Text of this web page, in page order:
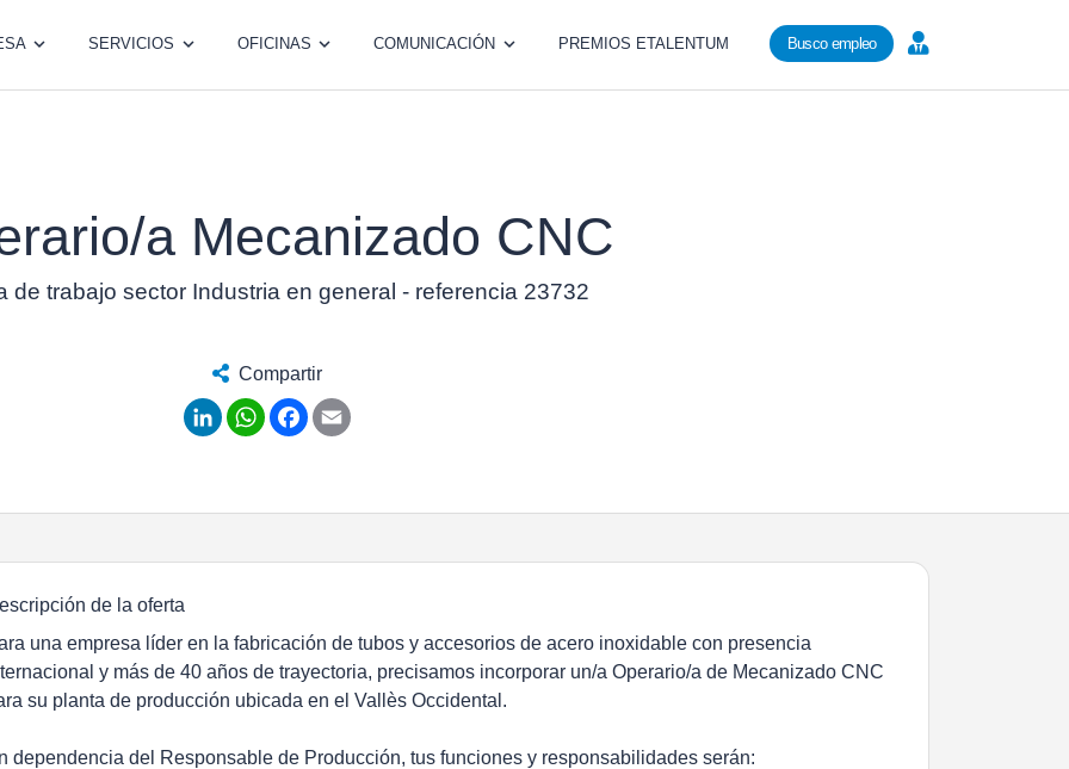
SERVICIOS OFICINAS COMUNICACIÓN PREMIOS ETALENTUM Busco empleo
a Mecanizado CNC
de trabajo sector Industria en general - referencia 23732
Compartir
LinkedInWhatsApp
Facebook
de la oferta
una empresa líder en la fabricación de tubos y accesorios de acero inoxidable con presencia
y más de 40 años de trayectoria, precisamos incorporar un/a Operario/a de Mecanizado CNC
su planta de producción ubicada en el Vallès Occidental.
dependencia del Responsable de Producción, tus funciones y responsabilidades serán: